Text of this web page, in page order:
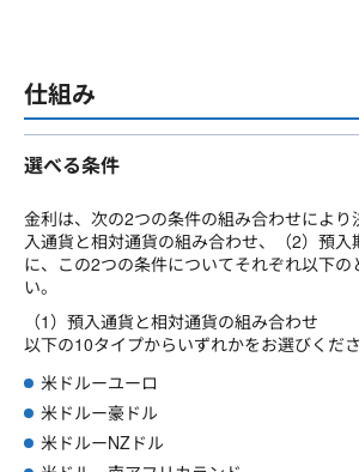
仕組み
選べる条件
金利は、次の2つの条件の組み合わせによ
入通貨と相対通貨の組み合わせ、（2）預
に、この2つの条件についてそれぞれ以下の
い。
（1）預入通貨と相対通貨の組み合わせ
以下の10タイプからいずれかをお選びくださ
米ドルーユーロ
米ドルー豪ドル
米ドルーNZドル